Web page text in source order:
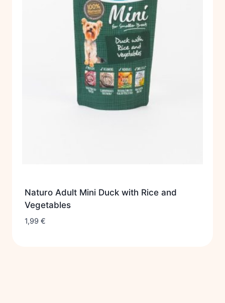
Naturo Adult Mini Duck with Rice and
Vegetables
1,99 €